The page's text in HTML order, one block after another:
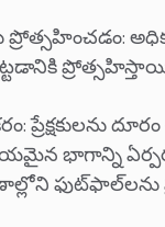
ప్రేక్షకులను
భాగాన్ని
ఫుట్‌ఫాల్‌లను